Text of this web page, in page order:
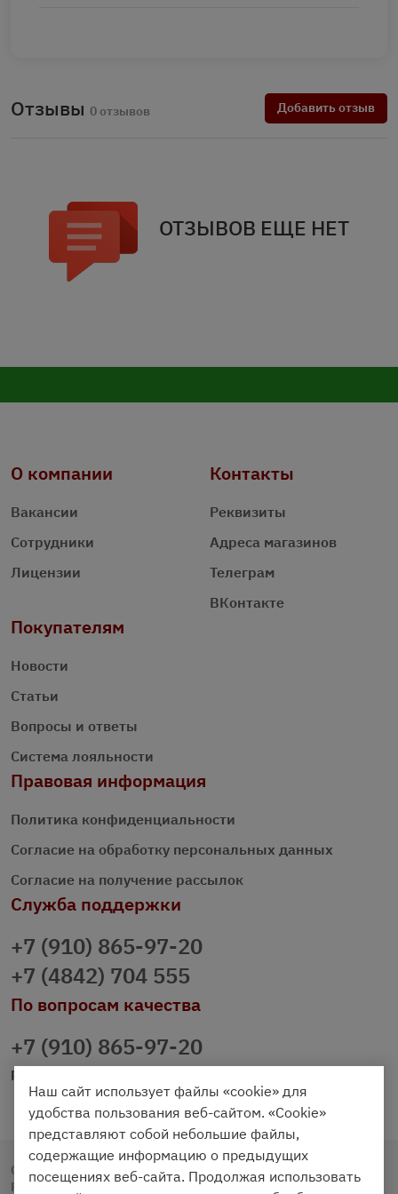
Отзывы 0 отзывов Добавить отзыв
ОТЗЫВОВ ЕЩЕ НЕТ
О компании
Вакансии
Сотрудники
Лицензии
Контакты
Реквизиты
Адреса магазинов
Телеграм
ВКонтакте
Покупателям
Новости
Статьи
Вопросы и ответы
Система лояльности
Правовая информация
Политика конфиденциальности
Согласие на обработку персональных данных
Согласие на получение рассылок
Служба поддержки
+7 (910) 865-97-20
+7 (4842) 704 555
По вопросам качества
+7 (910) 865-97-20
prazdnichniy40@palmi.ru
Copyright © 2020 - 2026. Праздничный Стол.
Разработка и продвижение - Vegas Studio
Наш сайт использует файлы «cookie» для
удобства пользования веб-сайтом. «Cookie»
представляют собой небольшие файлы,
содержащие информацию о предыдущих
посещениях веб-сайта. Продолжая использовать